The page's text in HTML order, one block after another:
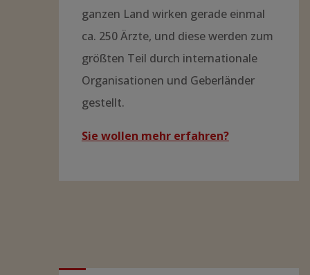
ganzen Land wirken gerade einmal
ca. 250 Ärzte, und diese werden zum
größten Teil durch internationale
Organisationen und Geberländer
gestellt.
Sie wollen mehr erfahren?